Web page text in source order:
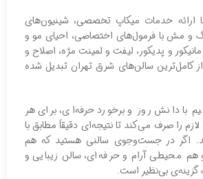
ارائه خدمات میکاپ تخصصی، شینیون‌های
و مش با فرمول‌های اختصاصی، احیای مو و
و پدیکور، لیفت و لمینت مژه، اصلاح و
کامل‌ترین سالن‌های شرق تهران تبدیل شده
با دانش روز و برخورد حرفه‌ای، برای هر
را صرف می‌کند تا نتیجه‌ای دقیقاً مطابق با
اگر در جست‌وجوی سالنی هستید که هم
هم محیطی آرام و حرفه‌ای، سالن زیبایی و
گزینه‌ی بی‌نظیر است.